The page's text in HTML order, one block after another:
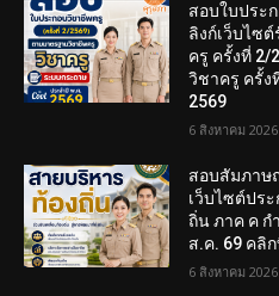
สอบใบประ
ลิงก์เว็บไซ
ครู ครั้งที่ 2/
วิชาครู ครั้ง
2569
6 สิงหาคม 2026
สอบสัมภาษ
เว็บไซต์ปร
ถิ่น ภาค ค
ส.ค. 69 คลิ
6 สิงหาคม 2026